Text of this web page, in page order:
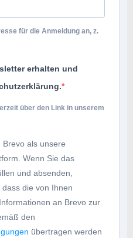
für die Anmeldung an, z.
erhalten und
über den Link in unserem
als unsere
Wenn Sie das
und absenden,
die von Ihnen
an Brevo zur
den
übertragen werden